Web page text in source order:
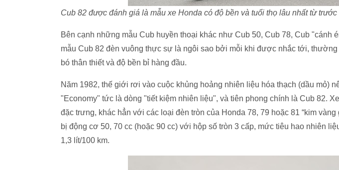
Cub 82 được đánh giá là mẫu xe Honda có độ bền và tuổi thọ lâu nhất từ
Bên cạnh những mẫu Cub huyền thoại khác như Cub 50, Cub 78, Cub "cánh
mẫu Cub 82 đèn vuông thực sự là ngôi sao bởi mỗi khi được nhắc tới,
bó thân thiết và độ bền bỉ hàng đầu.
Năm 1982, thế giới rơi vào cuộc khủng hoảng nhiên liệu hóa thạch (dầu mỏ)
"Economy" tức là dòng "tiết kiệm nhiên liệu", và tiên phong chính là Cub 82.
đặc trưng, khác hẳn với các loại đèn tròn của Honda 78, 79 hoặc 81 “kim
bị động cơ 50, 70 cc (hoặc 90 cc) với hộp số tròn 3 cấp, mức tiêu hao nhiên
1,3 lít/100 km.